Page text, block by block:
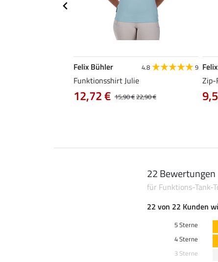
Felix Bühler 4.8 9
Funktionsshirt Julie
15,90 €22,90 €
12,72 €
Zip-
22 Bewertungen
für Funktions-Tank-
22 von 22 Kunden
5 Sterne
4 Sterne
3 Sterne